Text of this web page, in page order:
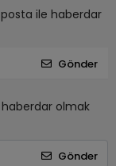
ile haberdar
Gönder
olmak
Gönder